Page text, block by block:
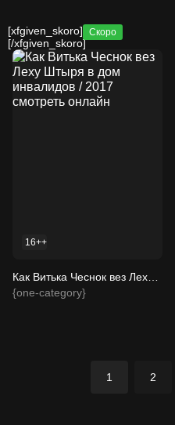
[xfgiven_skoro] Скоро
[/xfgiven_skoro]
16++
Как Витька Чеснок вез Леху Штыря в дом инвалидов / 2017 смотреть онлайн
{one-category}
1 2